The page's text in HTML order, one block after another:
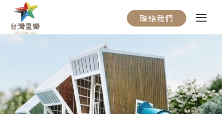
聯絡我們
關於我們
服務流程